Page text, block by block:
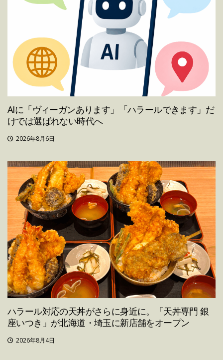
AIに「ヴィーガンあります」「ハラールできます」だ
けでは選ばれない時代へ
2026年8月6日
ハラール対応の天丼がさらに身近に。「天丼専門 銀
座いつき」が北海道・埼玉に新店舗をオープン
2026年8月4日